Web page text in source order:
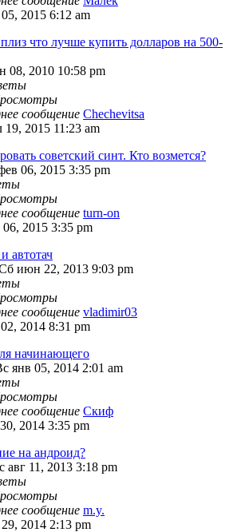
2015 6:12 am
что лучше купить долларов на 500-
08, 2010 10:58 pm
сообщение Chechevitsa
2015 11:23 am
советский синт. Кто возмется?
06, 2015 3:35 pm
сообщение turn-on
2015 3:35 pm
автотач
июн 22, 2013 9:03 pm
сообщение vladimir03
2014 8:31 pm
начинающего
янв 05, 2014 2:01 am
сообщение Скиф
2014 3:35 pm
на андроид?
авг 11, 2013 3:18 pm
сообщение m.y.
2014 2:13 pm